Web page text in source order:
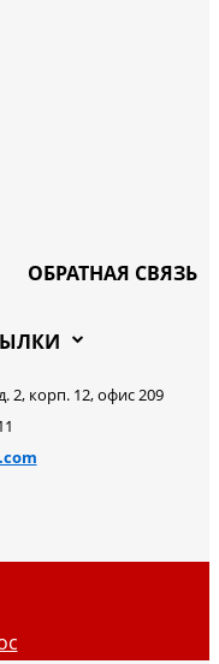
ОБРАТНАЯ СВЯЗЬ
2, корп. 12, офис 209